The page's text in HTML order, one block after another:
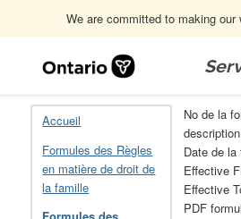
We are committed to making
Navigation
Accueil
Formules des Règles de
Accueil
Formules des Règles
en matière de droit de
la famille
No de la
Date de
Effective
Effective
PDF